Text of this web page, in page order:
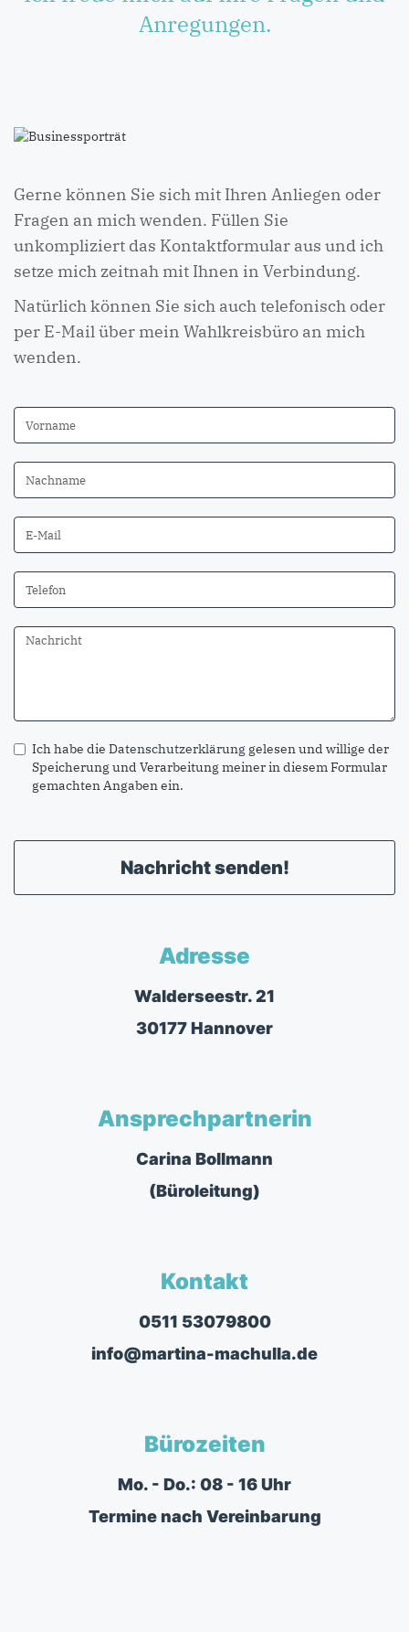
Anregungen.
Gerne können Sie sich mit Ihren Anliegen oder
Fragen an mich wenden. Füllen Sie
unkompliziert das Kontaktformular aus und ich
setze mich zeitnah mit Ihnen in Verbindung.
Natürlich können Sie sich auch telefonisch oder
per E-Mail über mein Wahlkreisbüro an mich
wenden.
Ich habe die Datenschutzerklärung gelesen und willige der
Speicherung und Verarbeitung meiner in diesem Formular
gemachten Angaben ein.
Nachricht senden!
Adresse
Walderseestr. 21
30177 Hannover
Ansprechpartnerin
Carina Bollmann
(Büroleitung)
Kontakt
0511 53079800
info@martina-machulla.de
Bürozeiten
Mo. - Do.: 08 - 16 Uhr
Termine nach Vereinbarung